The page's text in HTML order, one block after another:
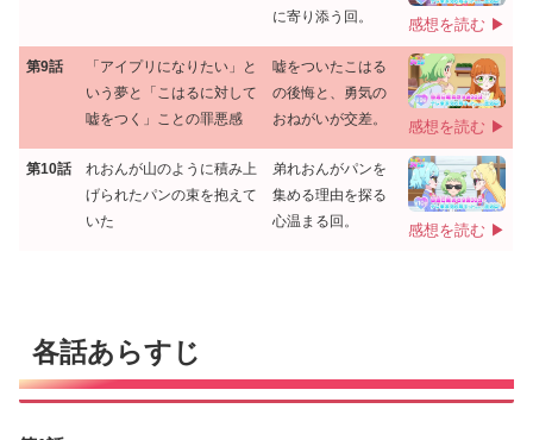
に寄り添う回。
感想を読む ▶
第9話
「アイプリになりたい」と
いう夢と「こはるに対して
嘘をつく」ことの罪悪感
嘘をついたこはる
の後悔と、勇気の
おねがいが交差。
感想を読む ▶
第10話
れおんが山のように積み上
げられたパンの束を抱えて
いた
弟れおんがパンを
集める理由を探る
心温まる回。
感想を読む ▶
各話あらすじ